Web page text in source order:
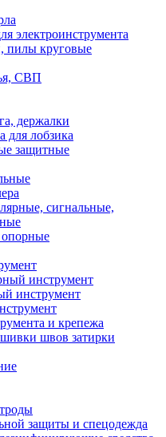
электроинструмента
пилы круговые
СВП
держалки
для лобзика
защитные
сигнальные,
опорные
инструмент
инструмент
и крепежа
швов затирки
защиты и спецодежда